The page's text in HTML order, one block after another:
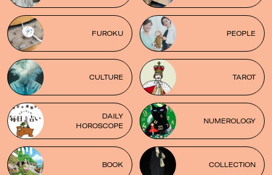
FUROKU PEOPLE
CULTURE TAROT
DAILY
HOROSCOPE
NUMEROLOGY
BOOK COLLECTION